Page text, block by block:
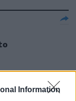
Information